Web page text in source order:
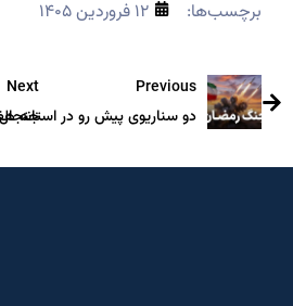
برچسب‌ها: ۱۲ فروردین ۱۴۰۵
Previous
دو سناریوی پیش رو در استانه
Next
جنجال